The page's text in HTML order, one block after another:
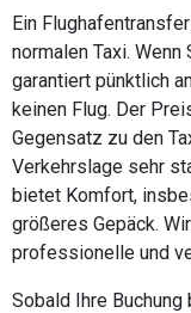
Ein
normalen Taxi.
garantiert pünktlich
keinen Flug. Der
Gegensatz zu den
Verkehrslage sehr
bietet Komfort,
größeres Gepäck.
professionelle und
Sobald Ihre